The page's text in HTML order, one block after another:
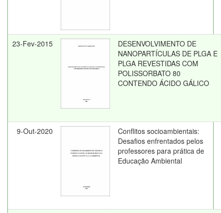
23-Fev-2015
DESENVOLVIMENTO DE
NANOPARTÍCULAS DE PLGA E
PLGA REVESTIDAS COM
POLISSORBATO 80
CONTENDO ÁCIDO GÁLICO
9-Out-2020
Conflitos socioambientais:
Desafios enfrentados pelos
professores para prática de
Educação Ambiental